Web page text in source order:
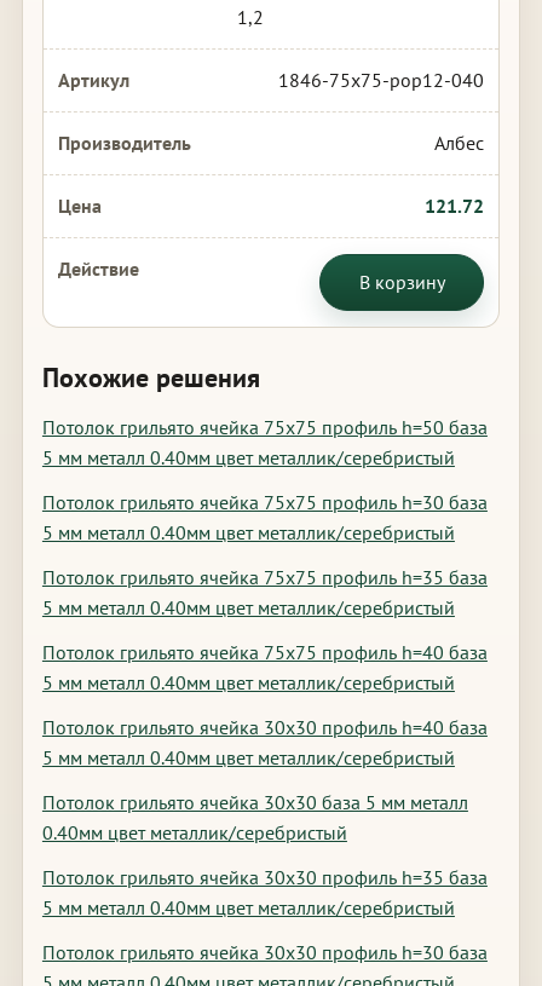
1,2
1846-75x75-pop12-040
Албес
121.72
В корзину
Похожие решения
Потолок грильято ячейка 75х75 профиль h=50 база
5 мм металл 0.40мм цвет металлик/серебристый
Потолок грильято ячейка 75х75 профиль h=30 база
5 мм металл 0.40мм цвет металлик/серебристый
Потолок грильято ячейка 75х75 профиль h=35 база
5 мм металл 0.40мм цвет металлик/серебристый
Потолок грильято ячейка 75х75 профиль h=40 база
5 мм металл 0.40мм цвет металлик/серебристый
Потолок грильято ячейка 30х30 профиль h=40 база
5 мм металл 0.40мм цвет металлик/серебристый
Потолок грильято ячейка 30х30 база 5 мм металл
0.40мм цвет металлик/серебристый
Потолок грильято ячейка 30х30 профиль h=35 база
5 мм металл 0.40мм цвет металлик/серебристый
Потолок грильято ячейка 30х30 профиль h=30 база